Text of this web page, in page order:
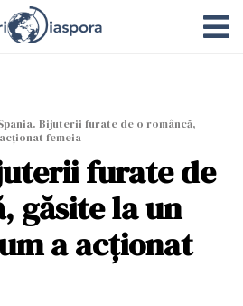
Bijuterii furate de o româncă,
femeia
furate de
găsite la un
a acționat